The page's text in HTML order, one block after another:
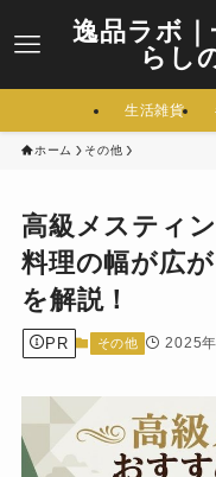
逸品ラボ
らし
生活雑貨
ホーム その他
高級メスティ
料理の幅が広
を解説！
PR その他 2025